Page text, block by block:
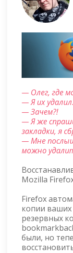
— Олег, где
— Я их удалил.
— Зачем?!
— Я же
закладки, я
— Мне
можно
Mozilla
Firefox
копии ваших
резервных
были, но